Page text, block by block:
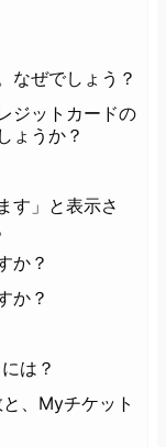
なぜでしょう？
ジットカードの
ょうか？
す」と表示さ
か？
か？
は？
、Myチケット